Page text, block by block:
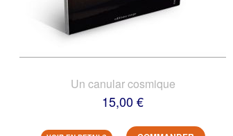
Un canular cosmique
15,00 €